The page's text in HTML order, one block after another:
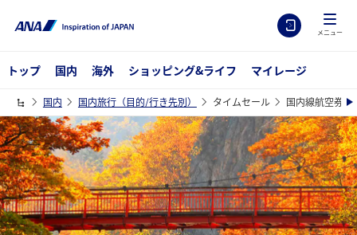
メニュー
トップ 国内 海外 ショッピング&ライフ マイレージ
国内 国内旅行（目的/行き先別） タイムセール 国内線航空券タ